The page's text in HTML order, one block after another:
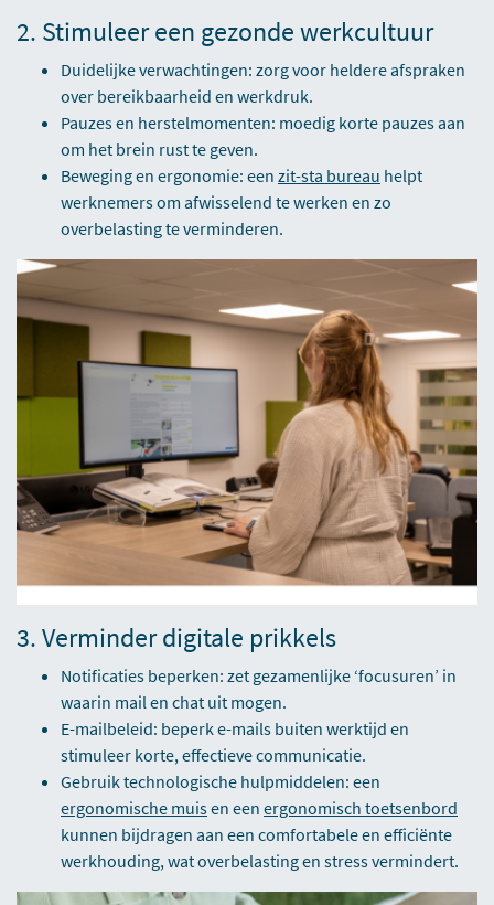
2. Stimuleer een gezonde werkcultuur
Duidelijke verwachtingen: zorg voor heldere afspraken
over bereikbaarheid en werkdruk.
Pauzes en herstelmomenten: moedig korte pauzes aan
om het brein rust te geven.
Beweging en ergonomie: een zit-sta bureau helpt
werknemers om afwisselend te werken en zo
overbelasting te verminderen.
3. Verminder digitale prikkels
Notificaties beperken: zet gezamenlijke ‘focusuren’ in
waarin mail en chat uit mogen.
E-mailbeleid: beperk e-mails buiten werktijd en
stimuleer korte, effectieve communicatie.
Gebruik technologische hulpmiddelen: een
ergonomische muisen een ergonomisch toetsenbord
kunnen bijdragen aan een comfortabele en efficiënte
werkhouding, wat overbelasting en stress vermindert.